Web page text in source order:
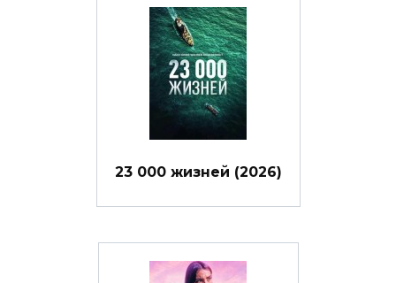
23 000 жизней (2026)